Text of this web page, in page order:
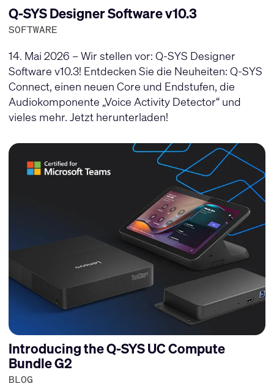
Q-SYS Designer Software v10.3
SOFTWARE
14. Mai 2026 – Wir stellen vor: Q-SYS Designer
Software v10.3! Entdecken Sie die Neuheiten: Q-SYS
Connect, einen neuen Core und Endstufen, die
Audiokomponente „Voice Activity Detector“ und
vieles mehr. Jetzt herunterladen!
Introducing the Q-SYS UC Compute
Bundle G2
BLOG